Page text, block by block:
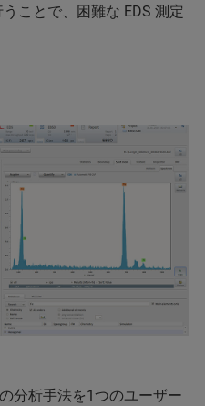
ことで、困難な EDS 測定
分析手法を1つのユーザー